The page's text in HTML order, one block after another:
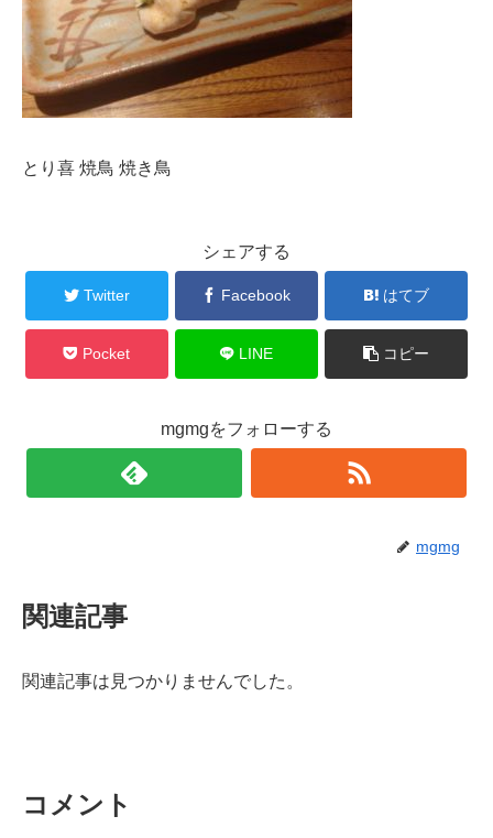
とり喜 焼鳥 焼き鳥
シェアする
Twitter Facebook はてブ
Pocket LINE コピー
mgmgをフォローする
mgmg
関連記事
関連記事は見つかりませんでした。
コメント